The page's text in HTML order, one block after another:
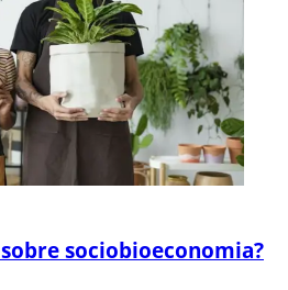
sociobioeconomia?